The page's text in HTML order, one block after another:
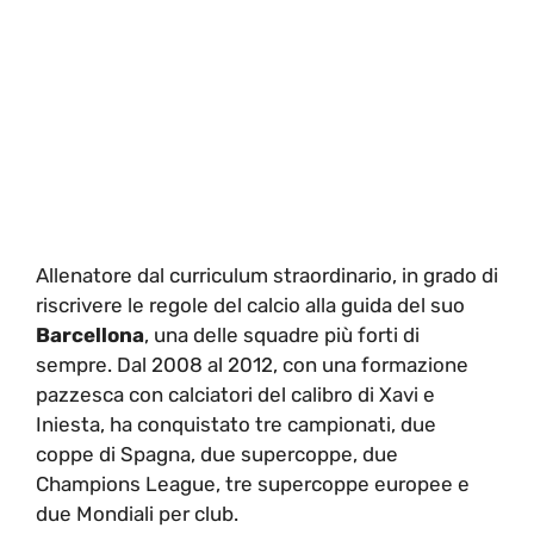
Allenatore dal curriculum straordinario, in grado di
riscrivere le regole del calcio alla guida del suo
Barcellona, una delle squadre più forti di
sempre. Dal 2008 al 2012, con una formazione
pazzesca con calciatori del calibro di Xavi e
Iniesta, ha conquistato tre campionati, due
coppe di Spagna, due supercoppe, due
Champions League, tre supercoppe europee e
due Mondiali per club.